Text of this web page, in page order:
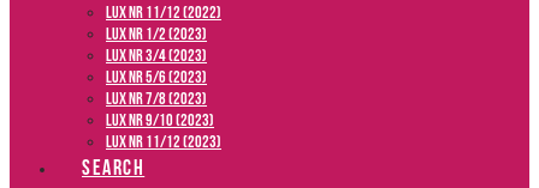
LUX NR 11/12 (2022)
LUX NR 1/2 (2023)
LUX NR 3/4 (2023)
LUX NR 5/6 (2023)
LUX NR 7/8 (2023)
LUX NR 9/10 (2023)
LUX NR 11/12 (2023)
SEARCH